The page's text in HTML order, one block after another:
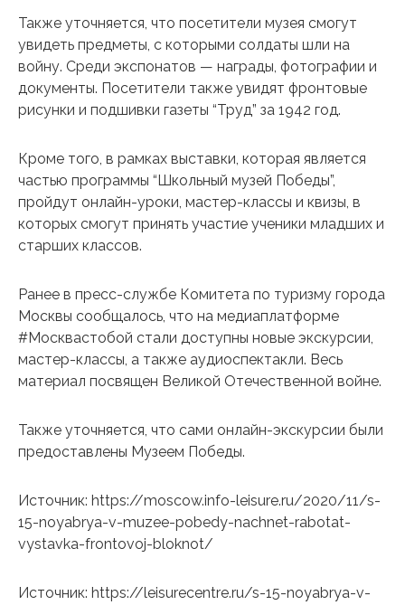
Также уточняется, что посетители музея смогут
увидеть предметы, с которыми солдаты шли на
войну. Среди экспонатов — награды, фотографии и
документы. Посетители также увидят фронтовые
рисунки и подшивки газеты “Труд” за 1942 год.
Кроме того, в рамках выставки, которая является
частью программы “Школьный музей Победы”,
пройдут онлайн-уроки, мастер-классы и квизы, в
которых смогут принять участие ученики младших и
старших классов.
Ранее в пресс-службе Комитета по туризму города
Москвы сообщалось, что на медиаплатформе
#Москвастобой стали доступны новые экскурсии,
мастер-классы, а также аудиоспектакли. Весь
материал посвящен Великой Отечественной войне.
Также уточняется, что сами онлайн-экскурсии были
предоставлены Музеем Победы.
Источник: https://moscow.info-leisure.ru/2020/11/s-
15-noyabrya-v-muzee-pobedy-nachnet-rabotat-
vystavka-frontovoj-bloknot/
Источник: https://leisurecentre.ru/s-15-noyabrya-v-